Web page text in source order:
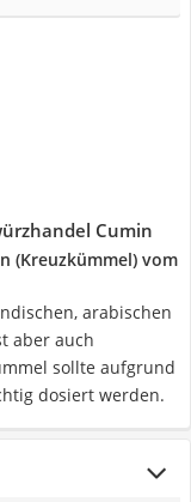
Cumin
(Kreuzkümmel) vom
arabischen
aber auch
sollte aufgrund
dosiert werden.